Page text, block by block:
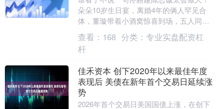
朵朵10岁生日宴，离婚4年的俩人罕见合
体，董璇带着小酒窝惊喜到场，五人同框
笑得一脸灿烂，没有半分尴尬，氛围感直
接拉满！ 图片....
查看： 168 分类： 专业实盘配资杠
杆
佳禾资本 创下2020年以来最佳年度
表现后 美债在新年首个交易日延续涨
势
2026年首个交易日美国国债上涨，在创下